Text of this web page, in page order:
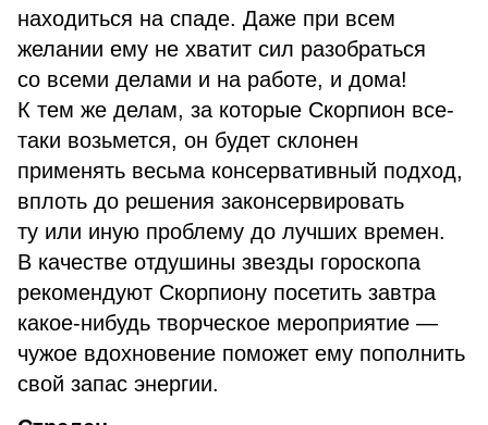
находиться на спаде. Даже при всем
желании ему не хватит сил разобраться
со всеми делами и на работе, и дома!
К тем же делам, за которые Скорпион все-
таки возьмется, он будет склонен
применять весьма консервативный подход,
вплоть до решения законсервировать
ту или иную проблему до лучших времен.
В качестве отдушины звезды гороскопа
рекомендуют Скорпиону посетить завтра
какое-нибудь творческое мероприятие —
чужое вдохновение поможет ему пополнить
свой запас энергии.